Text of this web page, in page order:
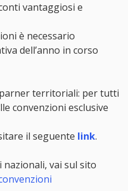
vantaggiosi e
è necessario
dell’anno in corso
territoriali: per tutti
convenzioni esclusive
il seguente link.
vai sul sito